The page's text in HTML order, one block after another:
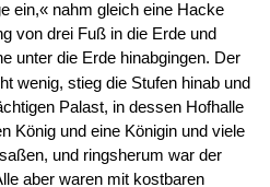
ein,« nahm gleich eine Hacke
von drei Fuß in die Erde und
unter die Erde hinabgingen. Der
wenig, stieg die Stufen hinab und
Palast, in dessen Hofhalle
König und eine Königin und viele
und ringsherum war der
aber waren mit kostbaren